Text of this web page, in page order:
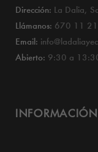
Dirección: La Dalia,
Llámanos: 670 11 21
Email:
Abierto: 9:30 a
INFORMACIÓN